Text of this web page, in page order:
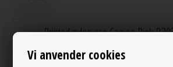
Vi anvender cookies
Printed nylon cap Cameo Pink
Varenr.:
Se mere fra Ganni